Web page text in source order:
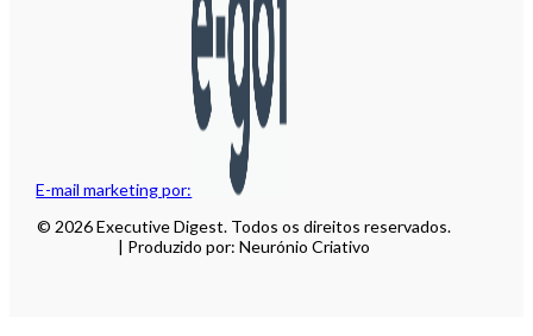
E-mail marketing por:
© 2026 Executive Digest. Todos os direitos reservados.
| Produzido por: Neurónio Criativo